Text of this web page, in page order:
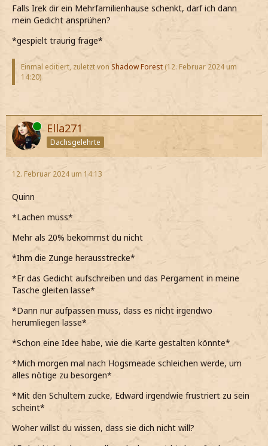
Falls Irek dir ein Mehrfamilienhause schenkt, darf ich dann
mein Gedicht ansprühen?
*gespielt traurig frage*
Einmal editiert, zuletzt von Shadow Forest (12. Februar 2024 um
14:20)
Online Ella271
Dachsgelehrte
12. Februar 2024 um 14:13
Quinn
*Lachen muss*
Mehr als 20% bekommst du nicht
*Ihm die Zunge herausstrecke*
*Er das Gedicht aufschreiben und das Pergament in meine
Tasche gleiten lasse*
*Dann nur aufpassen muss, dass es nicht irgendwo
herumliegen lasse*
*Schon eine Idee habe, wie die Karte gestalten könnte*
*Mich morgen mal nach Hogsmeade schleichen werde, um
alles nötige zu besorgen*
*Mit den Schultern zucke, Edward irgendwie frustriert zu sein
scheint*
Woher willst du wissen, dass sie dich nicht will?